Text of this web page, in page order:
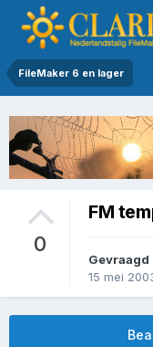
FileMaker 6 en lager
0
FM
Gevraagd
15 mei